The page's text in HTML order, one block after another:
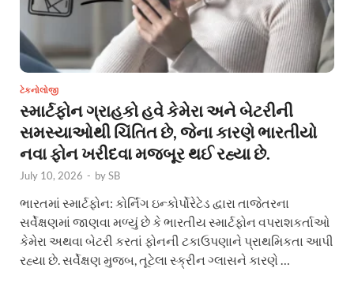
ટેકનોલોજી
સ્માર્ટફોન ગ્રાહકો હવે કેમેરા અને બેટરીની
સમસ્યાઓથી ચિંતિત છે, જેના કારણે ભારતીયો
નવા ફોન ખરીદવા મજબૂર થઈ રહ્યા છે.
July 10, 2026 - bySB
ભારતમાં સ્માર્ટફોન: કોર્નિંગ ઇન્કોર્પોરેટેડ દ્વારા તાજેતરના
સર્વેક્ષણમાં જાણવા મળ્યું છે કે ભારતીય સ્માર્ટફોન વપરાશકર્તાઓ
કેમેરા અથવા બેટરી કરતાં ફોનની ટકાઉપણાને પ્રાથમિકતા આપી
રહ્યા છે. સર્વેક્ષણ મુજબ, તૂટેલા સ્ક્રીન ગ્લાસને કારણે …